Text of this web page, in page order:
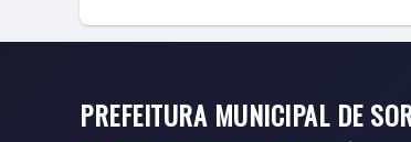
PREFEITURA MUNICIPAL DE